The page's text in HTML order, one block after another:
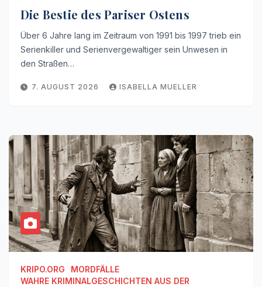
Die Bestie des Pariser Ostens
Über 6 Jahre lang im Zeitraum von 1991 bis 1997 trieb ein
Serienkiller und Serienvergewaltiger sein Unwesen in
den Straßen…
7. AUGUST 2026 ISABELLA MUELLER
KRIPO.ORG
MORDFÄLLE
WAHRE KRIMINALGESCHICHTEN AUS DER